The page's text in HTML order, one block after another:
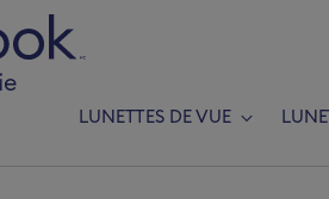
LUNETTES DE VUE